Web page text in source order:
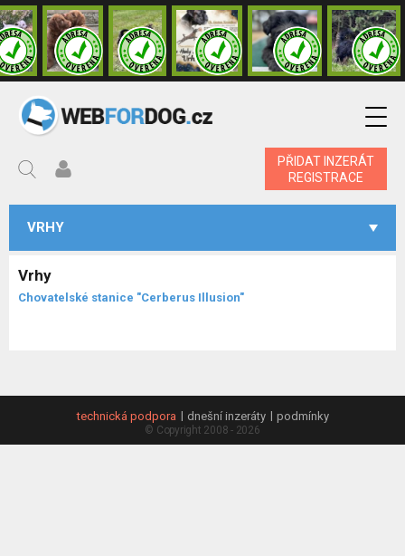
PŘIDAT INZERÁT
REGISTRACE
VRHY
Vrhy
Chovatelské stanice "Cerberus Illusion"
technická podpora dnešní inzeráty podmínky
© Copyright 2008 - 2026